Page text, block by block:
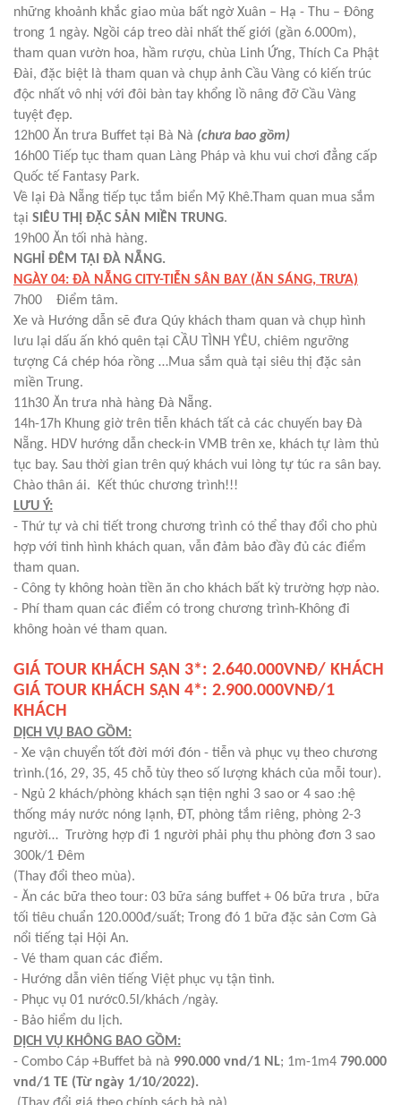
những khoảnh khắc giao mùa bất ngờ Xuân – Hạ - Thu – Đông
trong 1 ngày. Ngồi cáp treo dài nhất thế giới (gần 6.000m),
tham quan vườn hoa, hầm rượu, chùa Linh Ứng, Thích Ca Phật
Đài, đặc biệt là tham quan và chụp ảnh Cầu Vàng có kiến trúc
độc nhất vô nhị với đôi bàn tay khổng lồ nâng đỡ Cầu Vàng
tuyệt đẹp.
12h00 Ăn trưa Buffet tại Bà Nà (chưa bao gồm)
16h00 Tiếp tục tham quan Làng Pháp và khu vui chơi đẳng cấp
Quốc tế Fantasy Park.
Về lại Đà Nẵng tiếp tục tắm biển Mỹ Khê.Tham quan mua sắm
tại SIÊU THỊ ĐẶC SẢN MIỀN TRUNG.
19h00 Ăn tối nhà hàng.
NGHỈ ĐÊM TẠI ĐÀ NẴNG.
NGÀY 04: ĐÀ NẴNG CITY-TIỄN SÂN BAY (ĂN SÁNG, TRƯA)
7h00 Điểm tâm.
Xe và Hướng dẫn sẽ đưa Qúy khách tham quan và chụp hình
lưu lại dấu ấn khó quên tại CẦU TÌNH YÊU, chiêm ngưỡng
tượng Cá chép hóa rồng …Mua sắm quà tại siêu thị đặc sản
miền Trung.
11h30 Ăn trưa nhà hàng Đà Nẵng.
14h-17h Khung giờ trên tiễn khách tất cả các chuyến bay Đà
Nẵng. HDV hướng dẫn check-in VMB trên xe, khách tự làm thủ
tục bay. Sau thời gian trên quý khách vui lòng tự túc ra sân bay.
Chào thân ái. Kết thúc chương trình!!!
LƯU Ý:
- Thứ tự và chi tiết trong chương trình có thể thay đổi cho phù
hợp với tình hình khách quan, vẫn đảm bảo đầy đủ các điểm
tham quan.
- Công ty không hoàn tiền ăn cho khách bất kỳ trường hợp nào.
- Phí tham quan các điểm có trong chương trình-Không đi
không hoàn vé tham quan.
GIÁ TOUR KHÁCH SẠN 3*: 2.640.000VNĐ/ KHÁCH
GIÁ TOUR KHÁCH SẠN 4*: 2.900.000VNĐ/1
KHÁCH
DỊCH VỤ BAO GỒM:
- Xe vận chuyển tốt đời mới đón - tiễn và phục vụ theo chương
trình.(16, 29, 35, 45 chỗ tùy theo số lượng khách của mỗi tour).
- Ngủ 2 khách/phòng khách sạn tiện nghi 3 sao or 4 sao :hệ
thống máy nước nóng lạnh, ĐT, phòng tắm riêng, phòng 2-3
người… Trường hợp đi 1 người phải phụ thu phòng đơn 3 sao
300k/1 Đêm
(Thay đổi theo mùa).
- Ăn các bữa theo tour: 03 bữa sáng buffet + 06 bữa trưa , bữa
tối tiêu chuẩn 120.000đ/suất; Trong đó 1 bữa đặc sản Cơm Gà
nổi tiếng tại Hội An.
- Vé tham quan các điểm.
- Hướng dẫn viên tiếng Việt phục vụ tận tình.
- Phục vụ 01 nước0.5l/khách /ngày.
- Bảo hiểm du lịch.
DỊCH VỤ KHÔNG BAO GỒM:
- Combo Cáp +Buffet bà nà 990.000 vnd/1 NL; 1m-1m4 790.000
vnd/1 TE (Từ ngày 1/10/2022).